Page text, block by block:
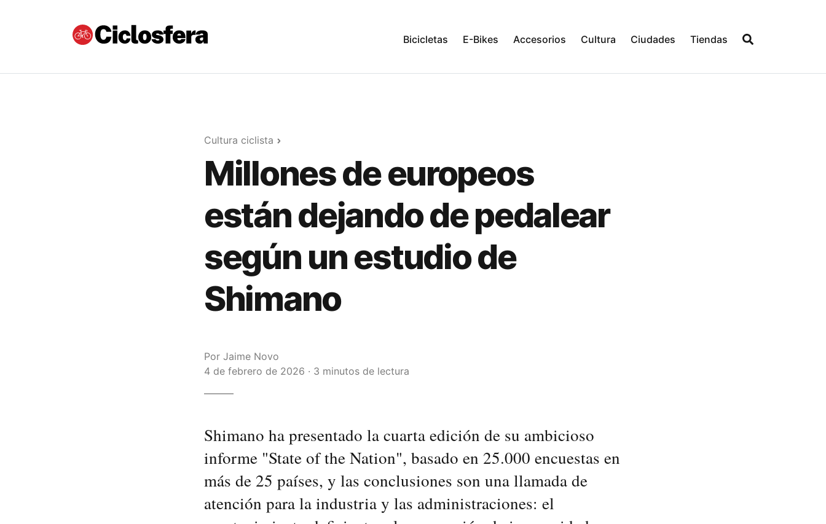
Bicicletas E-Bikes Accesorios Cultura Ciudades Tiendas
Cultura ciclista
Millones de europeos
están dejando de pedalear
según un estudio de
Shimano
Por Jaime Novo
4 de febrero de 2026 · 3 minutos de lectura
Shimano ha presentado la cuarta edición de su ambicioso
informe "State of the Nation", basado en 25.000 encuestas en
más de 25 países, y las conclusiones son una llamada de
atención para la industria y las administraciones: el